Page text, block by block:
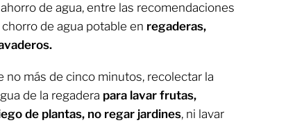
de agua, entre las recomendaciones
de agua potable en regaderas,
no más de cinco minutos, recolectar la
de la regadera para lavar frutas,
de plantas, no regar jardines, ni lavar